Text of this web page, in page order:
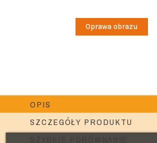
Oprawa obrazu
OPIS
SZCZEGÓŁY PRODUKTU